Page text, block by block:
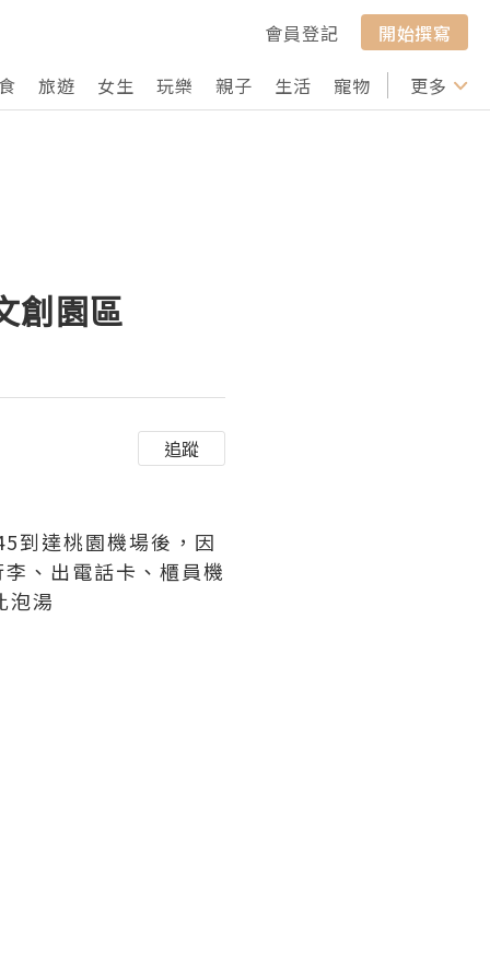
會員登記
開始撰寫
旅遊 女生 玩樂 親子 生活 寵物 行山 打卡
更多
創園區
追蹤
到達桃園機場後，因
、出電話卡、櫃員機
泡湯